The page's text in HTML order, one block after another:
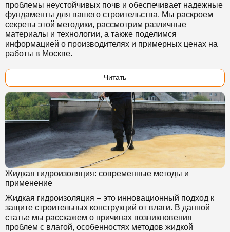
проблемы неустойчивых почв и обеспечивает надежные
фундаменты для вашего строительства. Мы раскроем
секреты этой методики, рассмотрим различные
материалы и технологии, а также поделимся
информацией о производителях и примерных ценах на
работы в Москве.
Читать
Жидкая гидроизоляция: современные методы и
применение
Жидкая гидроизоляция – это инновационный подход к
защите строительных конструкций от влаги. В данной
статье мы расскажем о причинах возникновения
проблем с влагой, особенностях методов жидкой